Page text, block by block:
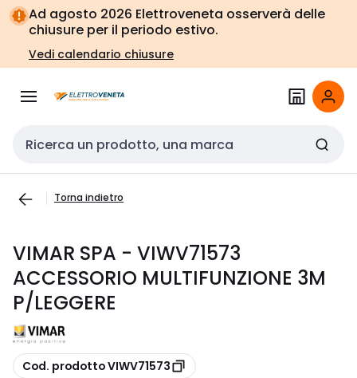
Vai alla
navigazione
Vai
alla
pagina
Ad agosto 2026 Elettroveneta osserverà delle
chiusure per il periodo estivo.
Vedi calendario chiusure
Cerca input
Torna indietro
VIMAR SPA - VIWV71573
ACCESSORIO MULTIFUNZIONE 3M
P/LEGGERE
copia
Cod. prodotto VIWV71573